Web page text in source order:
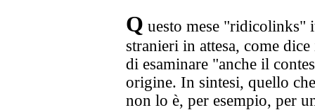
Q uesto mese "ridicolinks"
stranieri in attesa, come
di esaminare "anche il
origine. In sintesi, quello
non lo è, per esempio, per